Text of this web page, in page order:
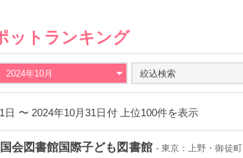
ットランキング
2024年10月 絞込検索
日 〜 2024年10月31日付 上位100件を表示
会図書館国際子ども図書館 - 東京：上野・御徒町